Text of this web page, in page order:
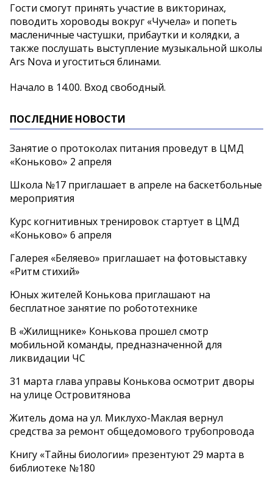
Гости смогут принять участие в викторинах,
поводить хороводы вокруг «Чучела» и попеть
масленичные частушки, прибаутки и колядки, а
также послушать выступление музыкальной школы
Ars Nova и угоститься блинами.
Начало в 14.00. Вход свободный.
ПОСЛЕДНИЕ НОВОСТИ
Занятие о протоколах питания проведут в ЦМД
«Коньково» 2 апреля
Школа №17 приглашает в апреле на баскетбольные
мероприятия
Курс когнитивных тренировок стартует в ЦМД
«Коньково» 6 апреля
Галерея «Беляево» приглашает на фотовыставку
«Ритм стихий»
Юных жителей Конькова приглашают на
бесплатное занятие по робототехнике
В «Жилищнике» Конькова прошел смотр
мобильной команды, предназначенной для
ликвидации ЧС
31 марта глава управы Конькова осмотрит дворы
на улице Островитянова
Житель дома на ул. Миклухо-Маклая вернул
средства за ремонт общедомового трубопровода
Книгу «Тайны биологии» презентуют 29 марта в
библиотеке №180